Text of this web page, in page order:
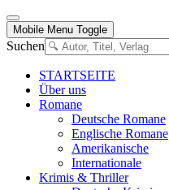
Mobile Menu Toggle
Suchen
STARTSEITE
Über uns
Romane
Deutsche Romane
Englische Romane
Amerikanische
Internationale
Krimis & Thriller